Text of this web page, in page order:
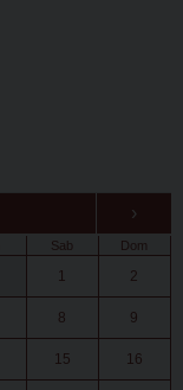
›
Sab Dom
1 2
8 9
15 16